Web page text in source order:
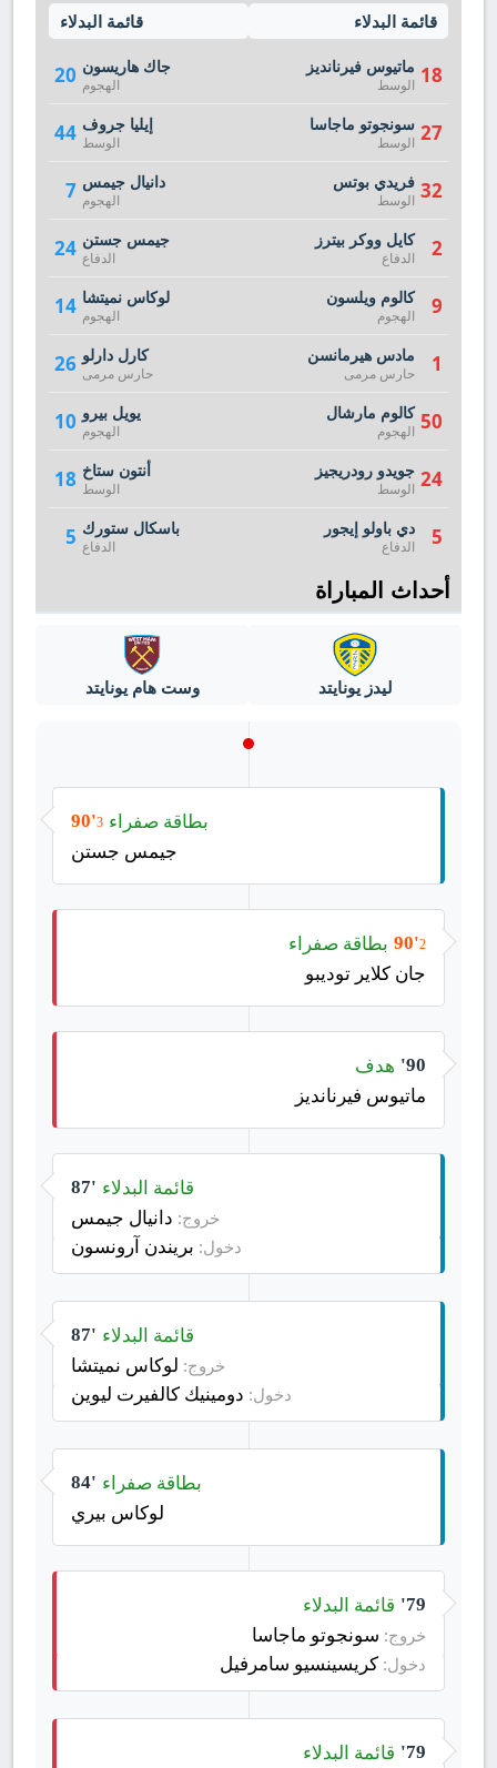
قائمة البدلاء
20 جاك هاريسون
الهجوم
44 إيليا جروف
الوسط
7 دانيال جيمس
الهجوم
24 جيمس جستن
الدفاع
14 لوكاس نميتشا
الهجوم
26 كارل دارلو
حارس مرمى
10 يويل بيرو
الهجوم
18 أنتون ستاخ
الوسط
5 باسكال ستورك
الدفاع
قائمة البدلاء
18 ماتيوس فيرنانديز
الوسط
27 سونجوتو ماجاسا
الوسط
32 فريدي بوتس
الوسط
2 كايل ووكر بيترز
الدفاع
9 كالوم ويلسون
الهجوم
1 مادس هيرمانسن
حارس مرمى
50 كالوم مارشال
الهجوم
24 جويدو رودريجيز
الوسط
5 دي باولو إيجور
الدفاع
أحداث المباراة
ليدز يونايتد وست هام يونايتد
90'3 بطاقة صفراء
جيمس جستن
90'2
بطاقة صفراء
جان كلاير توديبو
90' هدف
ماتيوس فيرنانديز
87' قائمة البدلاء
خروج: دانيال جيمس
دخول: بريندن آرونسون
87' قائمة البدلاء
خروج: لوكاس نميتشا
دخول: دومينيك كالفيرت ليوين
84' بطاقة صفراء
لوكاس بيري
79' قائمة البدلاء
خروج: سونجوتو ماجاسا
دخول: كريسينسيو سامرفيل
79' قائمة البدلاء